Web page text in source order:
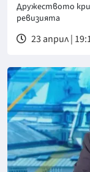
Дружеството
ревизията
23 април |